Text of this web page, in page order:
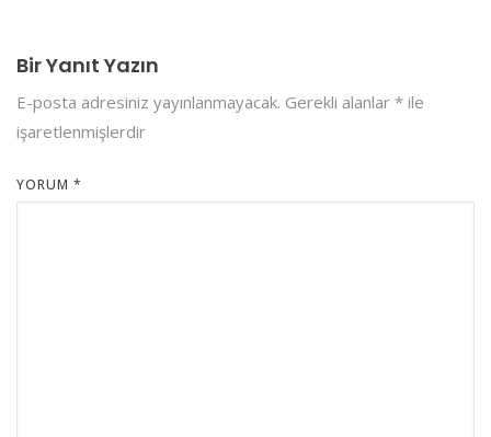
Bir Yanıt Yazın
E-posta adresiniz yayınlanmayacak. Gerekli alanlar * ile
işaretlenmişlerdir
YORUM *